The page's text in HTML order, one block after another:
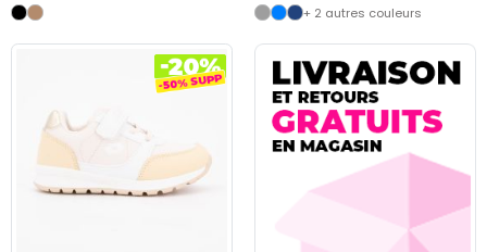
+ 2 autres couleurs